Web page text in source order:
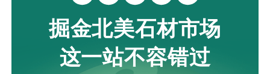
掘金北美石材市场
这一站不容错过